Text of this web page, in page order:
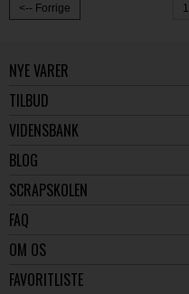
<-- Forrige 1
NYE VARER
TILBUD
VIDENSBANK
BLOG
SCRAPSKOLEN
FAQ
OM OS
FAVORITLISTE